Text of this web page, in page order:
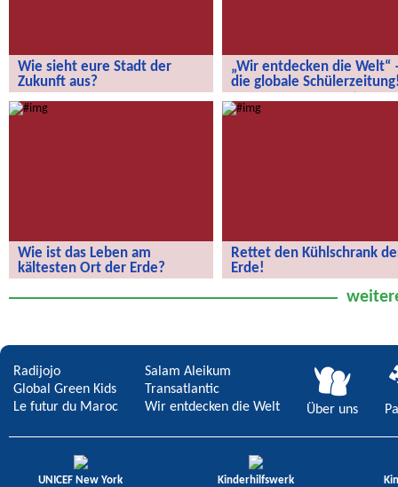
Wie sieht eure Stadt der
Zukunft aus?
„Wir entdecken die Welt“
die globale
globale Schülerzeitung!
Wie ist das Leben am
kältesten Ort der Erde?
der Erde?
Rettet den Kühlschrank
Erde!
Radijojo
Global Green Kids
Le futur du Maroc
Salam Aleikum
Transatlantic
Wir entdecken die Welt
Über uns
UNICEF New York
Kinderhilfswerk